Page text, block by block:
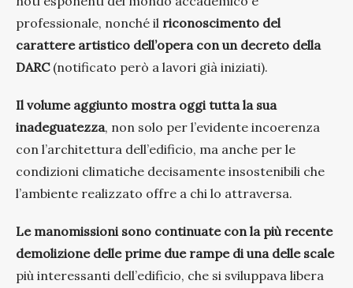
professionale, nonché il riconoscimento del
carattere artistico dell’opera con un decreto della
DARC(notificato però a lavori già iniziati).
Il volume aggiunto mostra oggi tutta la sua
inadeguatezza, non solo per l’evidente incoerenza
con l’architettura dell’edificio, ma anche per le
condizioni climatiche decisamente insostenibili che
l’ambiente realizzato offre a chi lo attraversa.
Le manomissioni sono continuate con la più recente
demolizione delle prime due rampe di una delle scale
più interessanti dell’edificio, che si sviluppava libera